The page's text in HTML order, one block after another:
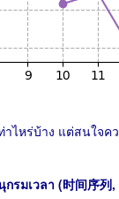
าไหร่บ้าง แต่สนใจ
กรมเวลา (时间序列